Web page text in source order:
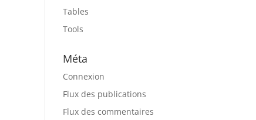
Tables
Tools
Méta
Connexion
Flux des publications
Flux des commentaires